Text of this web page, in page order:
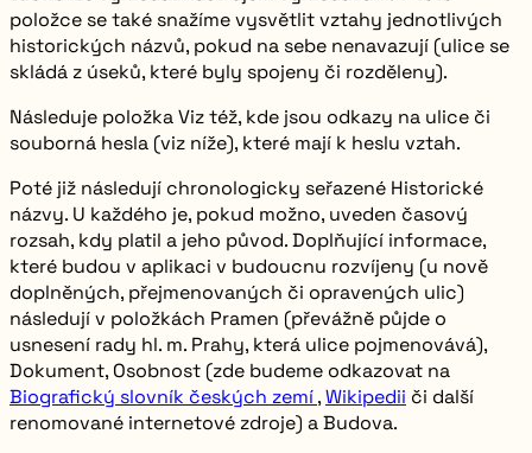
položce se také snažíme vysvětlit vztahy jednotlivých
historických názvů, pokud na sebe nenavazují (ulice se
skládá z úseků, které byly spojeny či rozděleny).
Následuje položkaViz též, kde jsou odkazy na ulice či
souborná hesla (viz níže), které mají k heslu vztah.
Poté již následují chronologicky seřazené Historické
názvy. U každého je, pokud možno, uveden časový
rozsah, kdy platil a jeho původ. Doplňující informace,
které budou v aplikaci v budoucnu rozvíjeny (u nově
doplněných, přejmenovaných či opravených ulic)
následují v položkách Pramen (převážně půjde o
usnesení rady hl. m. Prahy, která ulice pojmenovává),
Dokument, Osobnost (zde budeme odkazovat na
Biografický slovník českých zemí,Wikipedii či další
renomované internetové zdroje) aBudova.